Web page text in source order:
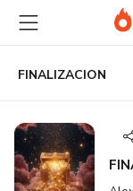
principal
página
de
página
FINALIZACION